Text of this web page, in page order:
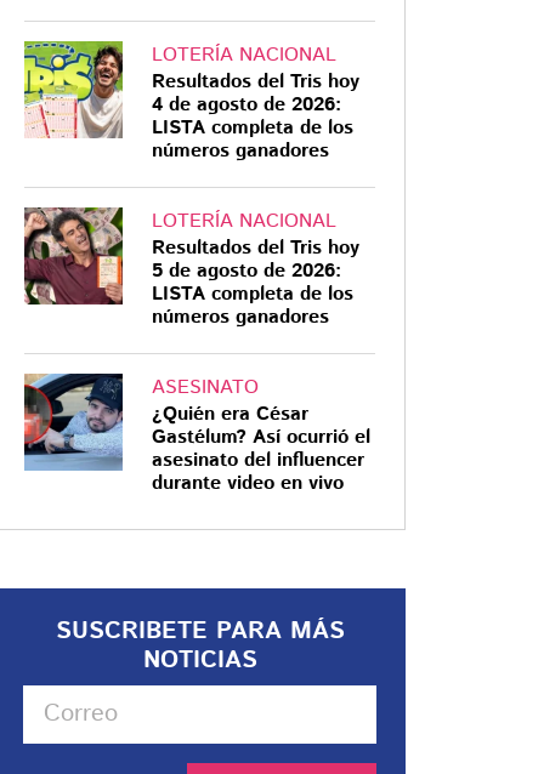
LOTERÍA NACIONAL
Resultados del Tris hoy
4 de agosto de 2026:
LISTA completa de los
números ganadores
LOTERÍA NACIONAL
Resultados del Tris hoy
5 de agosto de 2026:
LISTA completa de los
números ganadores
ASESINATO
¿Quién era César
Gastélum? Así ocurrió el
asesinato del influencer
durante video en vivo
SUSCRIBETE PARA MÁS
NOTICIAS